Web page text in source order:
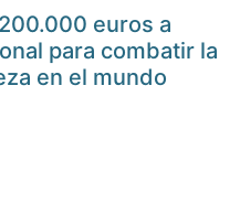
euros a
para combatir la
en el mundo